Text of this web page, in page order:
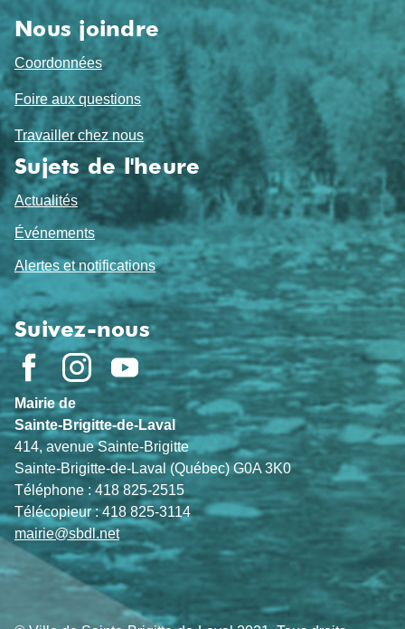
Nous joindre
Coordonnées
Foire aux questions
Travailler chez nous
Sujets de l'heure
Actualités
Événements
Alertes et notifications
Suivez-nous
Mairie de
Sainte-Brigitte-de-Laval
414, avenue Sainte-Brigitte
Sainte-Brigitte-de-Laval (Québec) G0A 3K0
Téléphone : 418 825-2515
Télécopieur : 418 825-3114
mairie@sbdl.net